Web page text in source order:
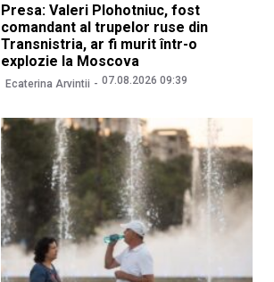
Presa: Valeri Plohotniuc, fost
comandant al trupelor ruse din
Transnistria, ar fi murit într-o
explozie la Moscova
Ecaterina Arvintii 07.08.2026 09:39